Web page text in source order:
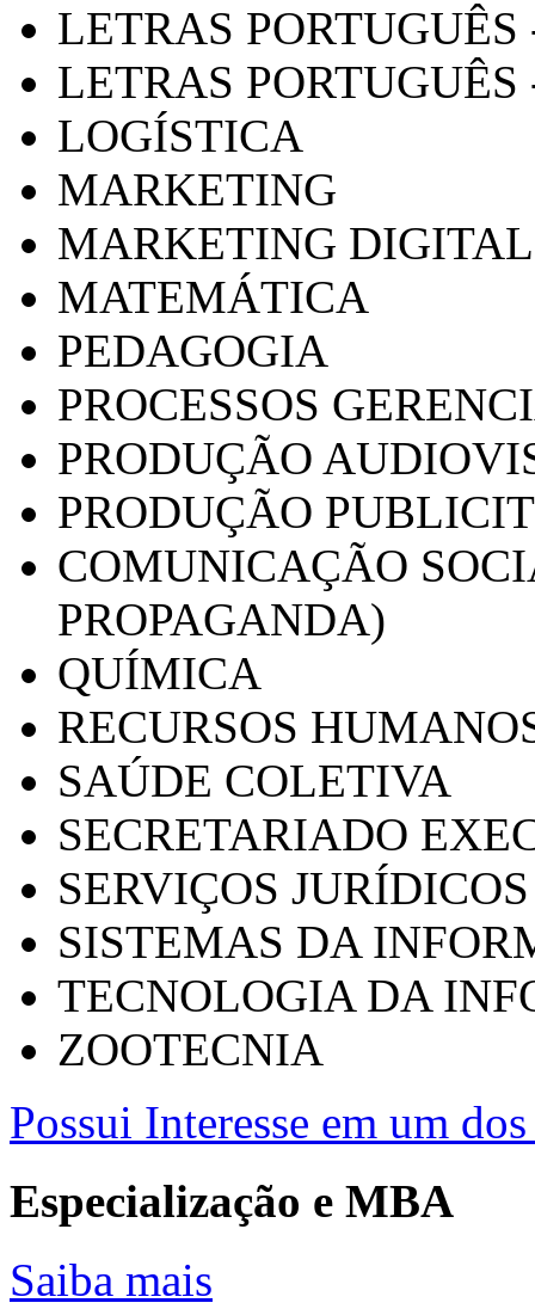
LETRAS
LETRAS PORTUGUÊS
LOGÍSTICA
MARKETING
MARKETING DIGITAL
MATEMÁTICA
PEDAGOGIA
PROCESSOS
PRODUÇÃO
PRODUÇÃO
COMUNICAÇÃO
PROPAGANDA)
QUÍMICA
RECURSOS
SAÚDE COLETIVA
SECRETARIADO
SERVIÇOS
SISTEMAS DA
TECNOLOGIA DA
ZOOTECNIA
Possui Interesse em um
Especialização e MBA
Saiba mais